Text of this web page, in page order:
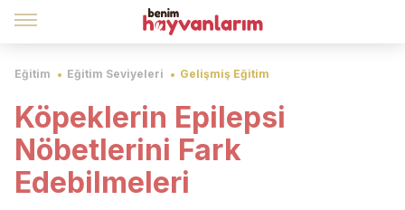
Eğitim Eğitim Seviyeleri Gelişmiş Eğitim
Köpeklerin Epilepsi
Nöbetlerini Fark
Edebilmeleri